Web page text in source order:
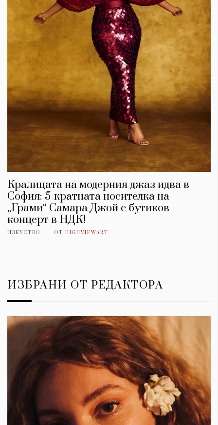
Кралицата на модерния джаз идва в
София: 5-кратната носителка на
„Грами“ Самара Джой с бутиков
концерт в НДК!
ИЗКУСТВО ОТ HIGHVIEWART
ИЗБРАНИ ОТ РЕДАКТОРА